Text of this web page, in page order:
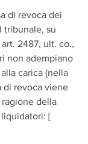
di revoca dei
tribunale, su
2487, ult. co.,
non adempiano
carica (nella
di revoca viene
della
[